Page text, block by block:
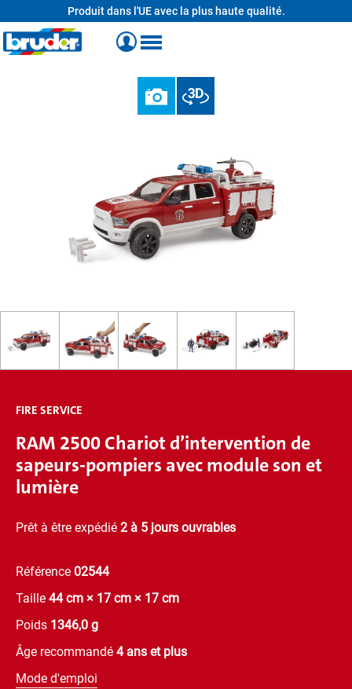
Produit dans l'UE avec la plus haute qualité.
FIRE SERVICE
RAM 2500 Chariot d’intervention de
sapeurs-pompiers avec module son et
lumière
Prêt à être expédié 2 à 5 jours ouvrables
Référence 02544
Taille 44 cm × 17 cm × 17 cm
Poids 1346,0 g
Âge recommandé 4 ans et plus
Mode d'emploi